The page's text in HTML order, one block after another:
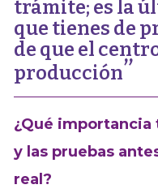
trámite; es la
que tienes de
de que el
producción
¿Qué
y las pruebas
real?